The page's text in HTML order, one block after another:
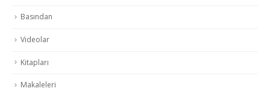
Basından
Videolar
Kitapları
Makaleleri